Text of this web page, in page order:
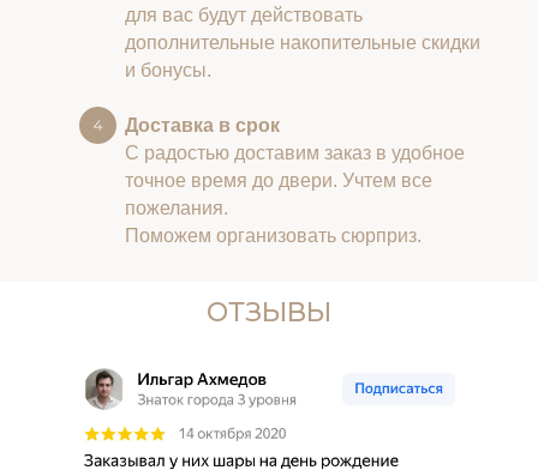
для вас будут действовать
дополнительные накопительные скидки
и бонусы.
Доставка в срок
С радостью доставим заказ в удобное
точное время до двери. Учтем все
пожелания.
Поможем организовать сюрприз.
ОТЗЫВЫ